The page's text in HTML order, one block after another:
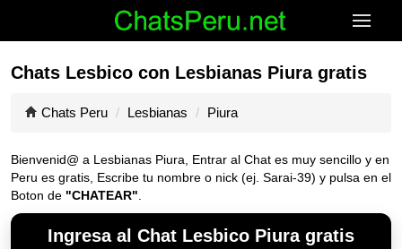
Chats Lesbico con Lesbianas Piura gratis
Chats Peru Lesbianas Piura
Bienvenid@ a Lesbianas Piura, Entrar al Chat es muy sencillo y en
Peru es gratis, Escribe tu nombre o nick (ej. Sarai-39) y pulsa en el
Boton de "CHATEAR"
Ingresa al Chat Lesbico Piura gratis